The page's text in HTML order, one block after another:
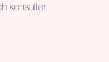
konsulter.